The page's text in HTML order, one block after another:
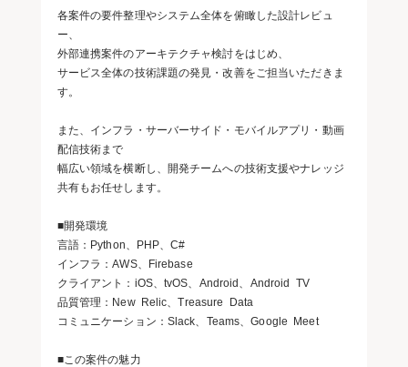
各案件の要件整理やシステム全体を俯瞰した設計レビュ
ー、
外部連携案件のアーキテクチャ検討をはじめ、
サービス全体の技術課題の発見・改善をご担当いただきま
す。
また、インフラ・サーバーサイド・モバイルアプリ・動画
配信技術まで
幅広い領域を横断し、開発チームへの技術支援やナレッジ
共有もお任せします。
■開発環境
言語：Python、PHP、C#
インフラ：AWS、Firebase
クライアント：iOS、tvOS、Android、Android TV
品質管理：New Relic、Treasure Data
コミュニケーション：Slack、Teams、Google Meet
■この案件の魅力